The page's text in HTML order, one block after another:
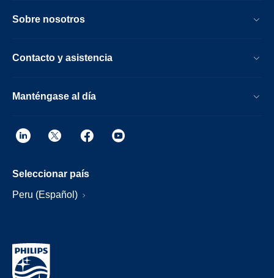
Sobre nosotros
Contacto y asistencia
Manténgase al día
Seleccionar país
Peru (Español)